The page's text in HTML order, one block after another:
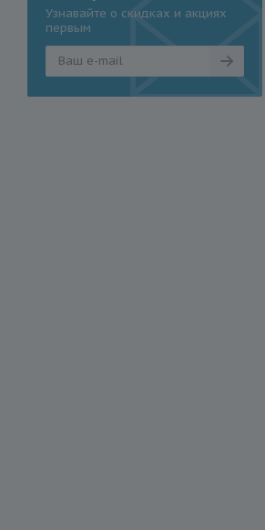
Узнавайте о скидках и акциях
первым